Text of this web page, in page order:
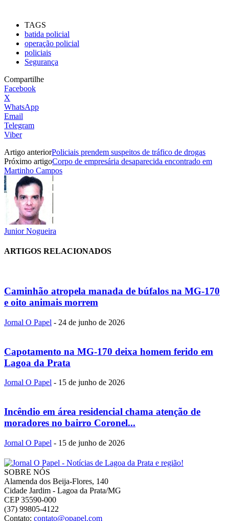
TAGS
batida policial
operação policial
policiais
Segurança
Compartilhe
Facebook
X
WhatsApp
Email
Telegram
Viber
Artigo anteriorPoliciais prendem suspeitos de tráfico de drogas
Próximo artigoCorpo de empresária desaparecida encontrado em
Martinho Campos
Junior Nogueira
ARTIGOS RELACIONADOS
Caminhão atropela manada de búfalos na MG-170
e oito animais morrem
Jornal O Papel - 24 de junho de 2026
Capotamento na MG-170 deixa homem ferido em
Lagoa da Prata
Jornal O Papel - 15 de junho de 2026
Incêndio em área residencial chama atenção de
moradores no bairro Coronel...
Jornal O Papel - 15 de junho de 2026
SOBRE NÓS
Alamenda dos Beija-Flores, 140
Cidade Jardim - Lagoa da Prata/MG
CEP 35590-000
(37) 99805-4122
Contato: contato@opapel.com